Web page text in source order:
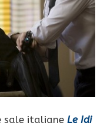
sale italiane Le Idi